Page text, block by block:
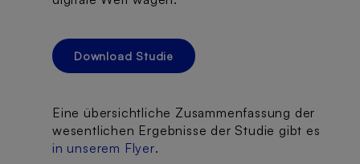
Download Studie
Eine übersichtliche Zusammenfassung der
wesentlichen Ergebnisse der Studie gibt es
in unserem Flyer.